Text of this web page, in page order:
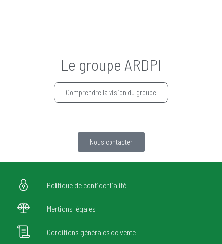
Le groupe ARDPI
Comprendre la vision du groupe
Nous contacter
Politique de confidentialité
Mentions légales
Conditions générales de vente